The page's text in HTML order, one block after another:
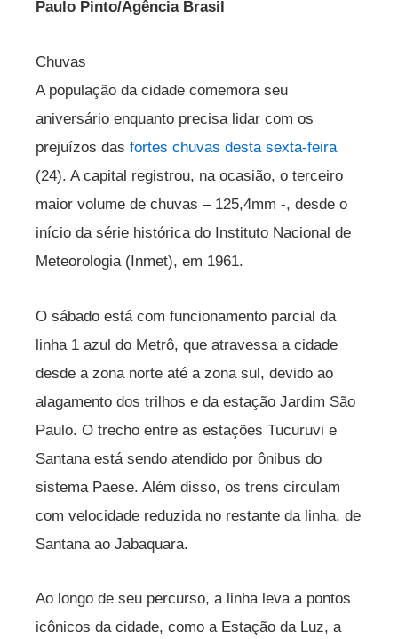
Paulo Pinto/Agência Brasil
Chuvas
A população da cidade comemora seu
aniversário enquanto precisa lidar com os
prejuízos das fortes chuvas desta sexta-feira
(24). A capital registrou, na ocasião, o terceiro
maior volume de chuvas – 125,4mm -, desde o
início da série histórica do Instituto Nacional de
Meteorologia (Inmet), em 1961.
O sábado está com funcionamento parcial da
linha 1 azul do Metrô, que atravessa a cidade
desde a zona norte até a zona sul, devido ao
alagamento dos trilhos e da estação Jardim São
Paulo. O trecho entre as estações Tucuruvi e
Santana está sendo atendido por ônibus do
sistema Paese. Além disso, os trens circulam
com velocidade reduzida no restante da linha, de
Santana ao Jabaquara.
Ao longo de seu percurso, a linha leva a pontos
icônicos da cidade, como a Estação da Luz, a